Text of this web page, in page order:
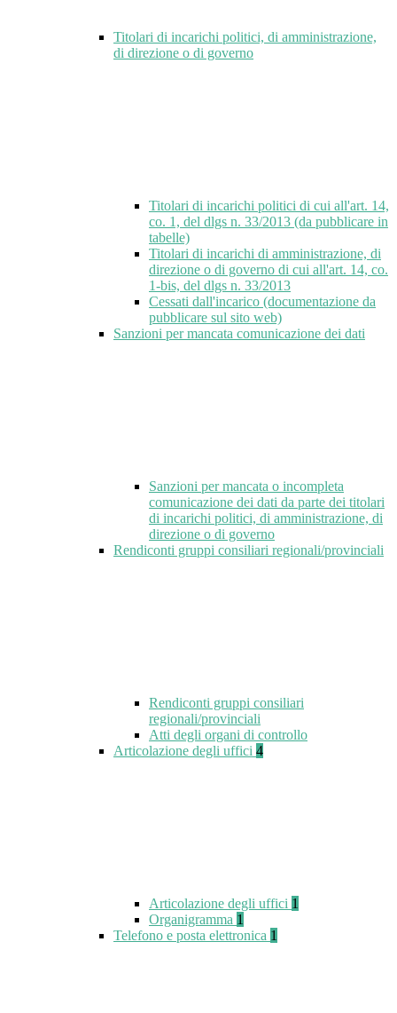
Titolari di incarichi politici, di amministrazione,
di direzione o di governo
Titolari di incarichi politici di cui all'art. 14,
co. 1, del dlgs n. 33/2013 (da pubblicare in
tabelle)
Titolari di incarichi di amministrazione, di
direzione o di governo di cui all'art. 14, co.
1-bis, del dlgs n. 33/2013
Cessati dall'incarico (documentazione da
pubblicare sul sito web)
Sanzioni per mancata comunicazione dei dati
Sanzioni per mancata o incompleta
comunicazione dei dati da parte dei titolari
di incarichi politici, di amministrazione, di
direzione o di governo
Rendiconti gruppi consiliari regionali/provinciali
Rendiconti gruppi consiliari
regionali/provinciali
Atti degli organi di controllo
Articolazione degli uffici 4
Articolazione degli uffici 1
Organigramma 1
Telefono e posta elettronica 1